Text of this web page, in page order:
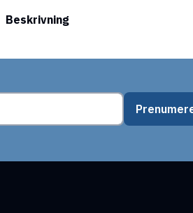
Beskrivning